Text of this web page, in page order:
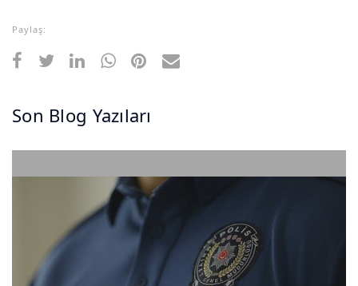
Paylaş:
Son Blog Yazıları